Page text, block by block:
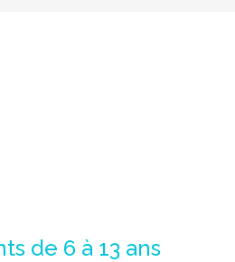
de 6 à 13 ans